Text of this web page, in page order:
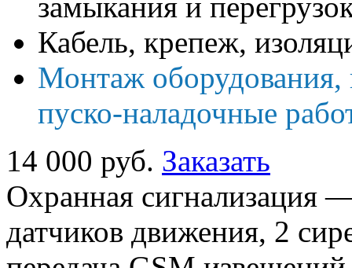
замыкания и
Кабель, крепеж,
Монтаж
пуско-наладочные
14 000 руб. Заказать
Охранная сигнализация
датчиков движения, 2